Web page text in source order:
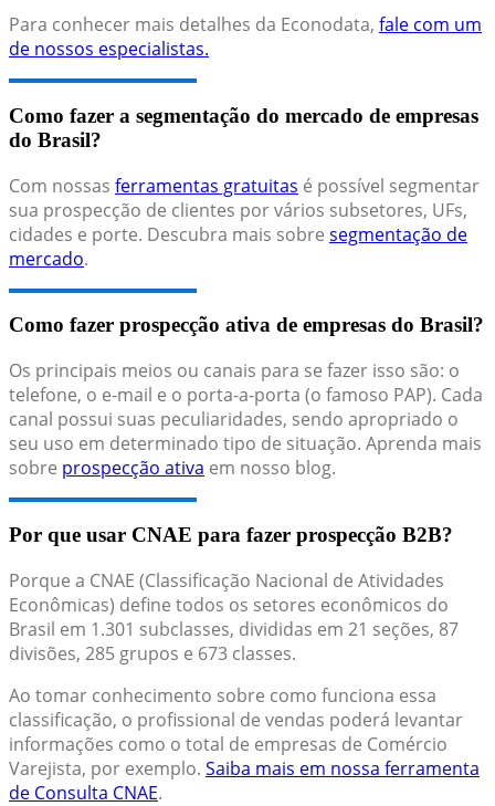
Para conhecer mais detalhes da Econodata, fale com um
de nossos especialistas.
Como fazer a segmentação do mercado de empresas
do Brasil?
Com nossas ferramentas gratuitas é possível segmentar
sua prospecção de clientes por vários subsetores, UFs,
cidades e porte. Descubra mais sobre segmentação de
mercado.
Como fazer prospecção ativa de empresas do Brasil?
Os principais meios ou canais para se fazer isso são: o
telefone, o e-mail e o porta-a-porta (o famoso PAP). Cada
canal possui suas peculiaridades, sendo apropriado o
seu uso em determinado tipo de situação. Aprenda mais
sobre prospecção ativa em nosso blog.
Por que usar CNAE para fazer prospecção B2B?
Porque a CNAE (Classificação Nacional de Atividades
Econômicas) define todos os setores econômicos do
Brasil em 1.301 subclasses, divididas em 21 seções, 87
divisões, 285 grupos e 673 classes.
Ao tomar conhecimento sobre como funciona essa
classificação, o profissional de vendas poderá levantar
informações como o total de empresas de Comércio
Varejista, por exemplo. Saiba mais em nossa ferramenta
de Consulta CNAE.